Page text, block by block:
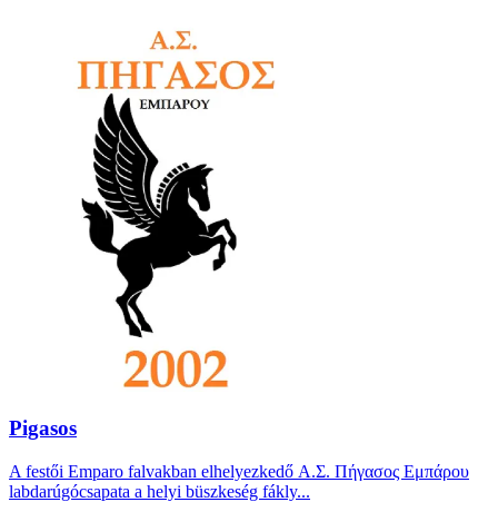
Pigasos
A festői Emparo falvakban elhelyezkedő Α.Σ. Πήγασος Εμπάρου
labdarúgócsapata a helyi büszkeség fákly...